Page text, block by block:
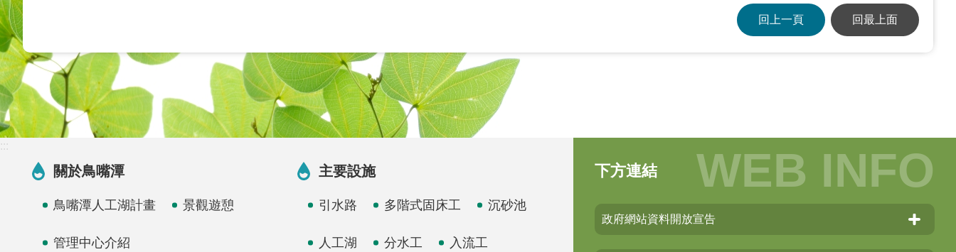
回上一頁 回最上面
:::
關於鳥嘴潭
鳥嘴潭人工湖計畫 景觀遊憩
管理中心介紹
主要設施
引水路 多階式固床工 沉砂池
人工湖 分水工 入流工
下方連結
政府網站資料開放宣告